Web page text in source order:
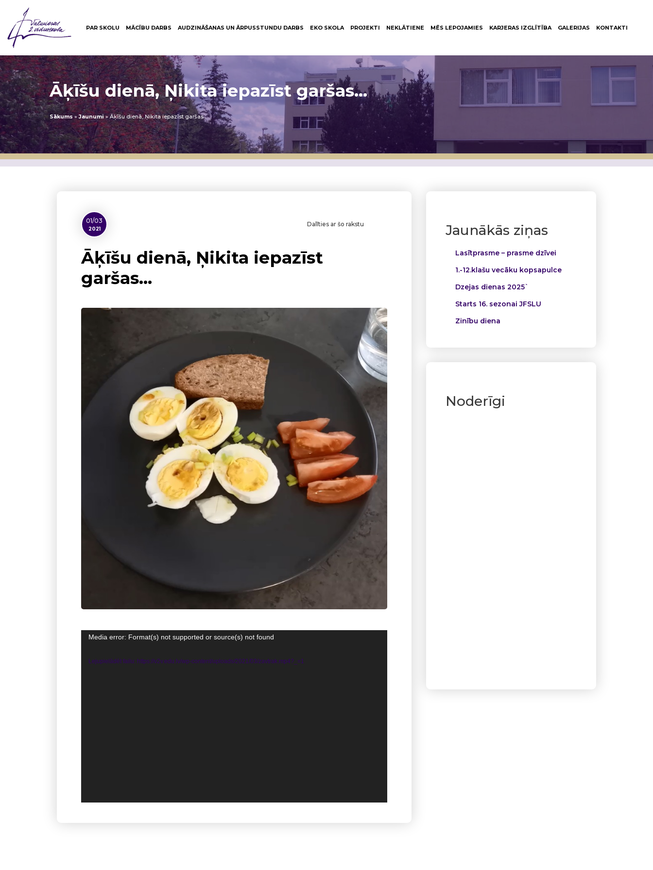
PAR SKOLU MĀCĪBU DARBS AUDZINĀŠANAS UN ĀRPUSSTUNDU DARBS EKO SKOLA PROJEKTI NEKLĀTIENE MĒS LEPOJAMIES KARJERAS IZGLĪTĪBA GALERIJAS KONTAKTI
Āķīšu dienā, Ņikita iepazīst garšas…
Sākums»Jaunumi»Āķīšu dienā, Ņikita iepazīst garšas…
Jaunākās ziņas
Lasītprasme – prasme dzīvei
1.-12.klašu vecāku kopsapulce
Dzejas dienas 2025`
Starts 16. sezonai JFSLU
Zinību diena
Noderīgi
01/03
2021
Dalīties ar šo rakstu
Āķīšu dienā, Ņikita iepazīst
garšas…
Video
Media error: Format(s) not supported or source(s) not found
Lejupielādēt failu: https://v2v.edu.lv/wp-content/uploads/2021/03/zavtrak.mp4?_=1